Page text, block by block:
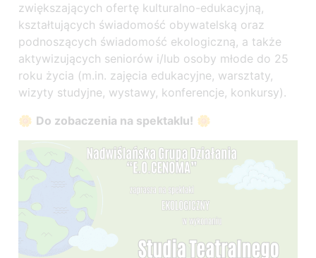
zwiększających ofertę kulturalno-edukacyjną,
kształtujących świadomość obywatelską oraz
podnoszących świadomość ekologiczną, a także
aktywizujących seniorów i/lub osoby młode do 25
roku życia (m.in. zajęcia edukacyjne, warsztaty,
wizyty studyjne, wystawy, konferencje, konkursy).
🌼 Do zobaczenia na spektaklu! 🌼